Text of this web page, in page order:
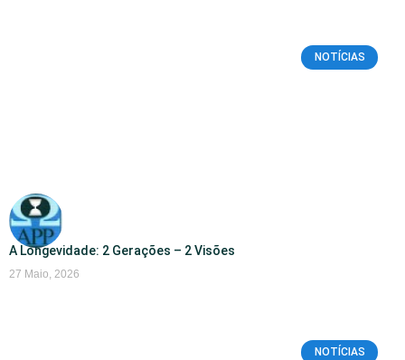
NOTÍCIAS
A Longevidade: 2 Gerações – 2 Visões
27 Maio, 2026
NOTÍCIAS